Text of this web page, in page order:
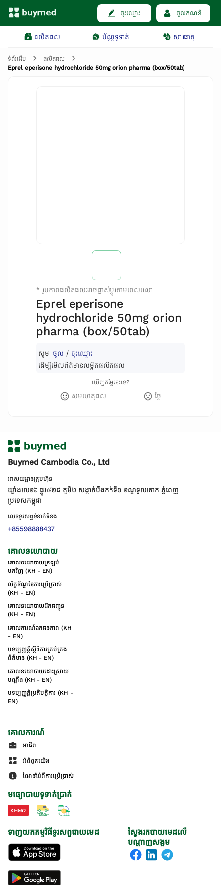
ចុះឈ្មោះ ចូលគណនី
ផលិតផល ប័ណ្ណទូទាត់ សារធាតុ
ទំព័រដើម
ផលិតផល
Eprel eperisone hydrochloride 50mg orion pharma (box/50tab)
* រូបភាពផលិតផលអាចផ្លាស់ប្តូរតាមពេលវេលា
Eprel eperisone
hydrochloride 50mg orion
pharma (box/50tab)
សូម ចូល / ចុះឈ្មោះ
ដើម្បីមើលព័ត៌មានលម្អិតផលិតផល
ឃើញតម្លៃនេះទេ?
សមហេតុផល ថ្លៃ
Buymed Cambodia Co., Ltd
អាសយដ្ឋានក្រុមហ៊ុន
ឃ្លាំងលេខ៦ ផ្លូវ៥២៨ ភូមិ២ សង្កាត់់បឹងកក់ទី១ ខណ្ឌទួលគោក ភ្នំពេញ
ប្រទេសកម្ពុជា
លេខទូរសព្ទទំនាក់ទំនង
+85598888437
គោលនយោបាយ
គោលនយោបាយត្រឡប់
មកវិញ (KH - EN)
ល័ក្ខខ័ណ្ឌនៃការប្រើប្រាស់
(KH - EN)
គោលនយោបាយដឹកជញ្ជូន
(KH - EN)
គោលការណ៍ឯកជនភាព (KH
- EN)
បទប្បញ្ញត្តិស្តីពីការគ្រប់គ្រង
ព័ត៌មាន (KH - EN)
គោលនយោបាយដោះស្រាយ
បណ្ដឹង (KH - EN)
បទប្បញ្ញត្តិប្រតិបត្តិការ (KH -
EN)
គោលការណ៍
អាជីព
អំពីពួកយើង
ណែនាំអំពីការប្រើប្រាស់
មធ្យោបាយទូទាត់ប្រាក់
ស្វែងរកបាយមេដលើ
បណ្តាញសង្គម
ទាញយកកម្មវិធីទូរសព្ទបាយមេដ